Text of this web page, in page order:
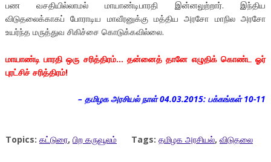
பண வசதியில்லாமல் மாயாண்டிபாரதி இன்னலுற்றார். இந்திய
விடுதலைக்காகப் போராடிய மாவீரனுக்கு மத்திய அரசோ மாநில அரசோ
உயர்ந்த மருத்துவ சிகிச்சை கொடுக்கவில்லை.
மாயாண்டி பாரதி ஒரு சரித்திரம்… தன்னைத் தானே எழுதிக் கொண்ட ஓர்
புரட்சிச் சரித்திரம்!
– தமிழக அரசியல் நாள் 04.03.2015: பக்கங்கள் 10-11
Topics: கட்டுரை, பிற கருவூலம் Tags: தமிழக அரசியல், விடுதலை